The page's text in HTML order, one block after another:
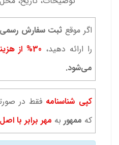
اگر موقع ثبت سفارش رسمی
را ارائه دهید، 30% از هزینۀ ترجمه
می‌شود.
کپی شناسنامه فقط در
که ممهور به مهر برابر با